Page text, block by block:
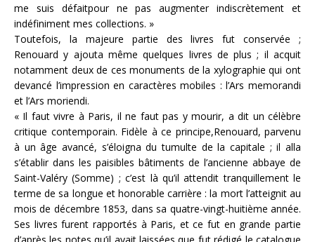
me suis défaitpour ne pas augmenter indiscrètement et
indéfiniment mes collections. »
Toutefois, la majeure partie des livres fut conservée ;
Renouard y ajouta même quelques livres de plus ; il acquit
notamment deux de ces monuments de la xylographie qui ont
devancé l’impression en caractères mobiles : l’Ars memorandi
et l’Ars moriendi.
« Il faut vivre à Paris, il ne faut pas y mourir, a dit un célèbre
critique contemporain. Fidèle à ce principe,Renouard, parvenu
à un âge avancé, s’éloigna du tumulte de la capitale ; il alla
s’établir dans les paisibles bâtiments de l’ancienne abbaye de
Saint-Valéry (Somme) ; c’est là qu’il attendit tranquillement le
terme de sa longue et honorable carrière : la mort l’atteignit au
mois de décembre 1853, dans sa quatre-vingt-huitième année.
Ses livres furent rapportés à Paris, et ce fut en grande partie